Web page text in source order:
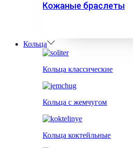
Кожаные браслеты
Кольца
Кольца классические
Кольца с жемчугом
Кольца коктейльные